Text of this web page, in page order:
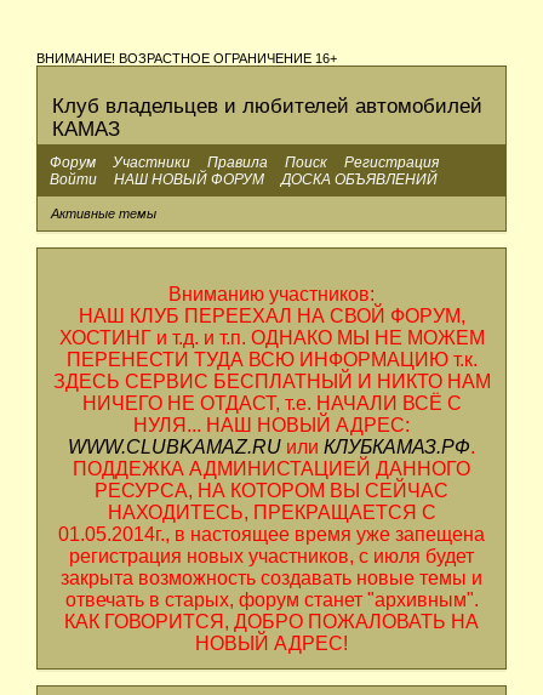
ВНИМАНИЕ! ВОЗРАСТНОЕ ОГРАНИЧЕНИЕ 16+
Клуб владельцев и любителей автомобилей
КАМАЗ
Форум Участники Правила Поиск
Регистрация
Войти
НАШ НОВЫЙ ФОРУМ ДОСКА ОБЪЯВЛЕНИЙ
Активные темы
Вниманию участников:
НАШ КЛУБ ПЕРЕЕХАЛ НА СВОЙ ФОРУМ,
ХОСТИНГ и т.д. и т.п. ОДНАКО МЫ НЕ МОЖЕМ
ПЕРЕНЕСТИ ТУДА ВСЮ ИНФОРМАЦИЮ т.к.
ЗДЕСЬ СЕРВИС БЕСПЛАТНЫЙ И НИКТО НАМ
НИЧЕГО НЕ ОТДАСТ, т.е. НАЧАЛИ ВСЁ С
НУЛЯ... НАШ НОВЫЙ АДРЕС:
WWW.CLUBKAMAZ.RU или КЛУБКАМАЗ.РФ.
ПОДДЕЖКА АДМИНИСТАЦИЕЙ ДАННОГО
РЕСУРСА, НА КОТОРОМ ВЫ СЕЙЧАС
НАХОДИТЕСЬ, ПРЕКРАЩАЕТСЯ С
01.05.2014г., в настоящее время уже запещена
регистрация новых участников, с июля будет
закрыта возможность создавать новые темы и
отвечать в старых, форум станет "архивным".
КАК ГОВОРИТСЯ, ДОБРО ПОЖАЛОВАТЬ НА
НОВЫЙ АДРЕС!